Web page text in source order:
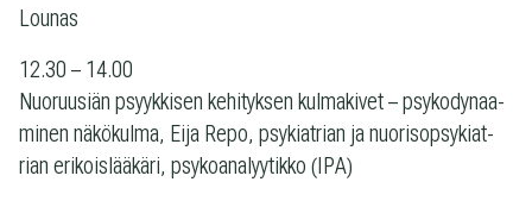
Lounas
12.30 – 14.00
Nuo­ruusiän psyyk­ki­sen kehi­tyk­sen kul­ma­ki­vet – psy­ko­dy­naa­
mi­nen näkö­kulma, Eija Repo, psy­kiat­rian ja nuo­ri­sop­sy­kiat­
rian eri­kois­lää­käri, psy­koa­na­lyy­tikko (IPA)